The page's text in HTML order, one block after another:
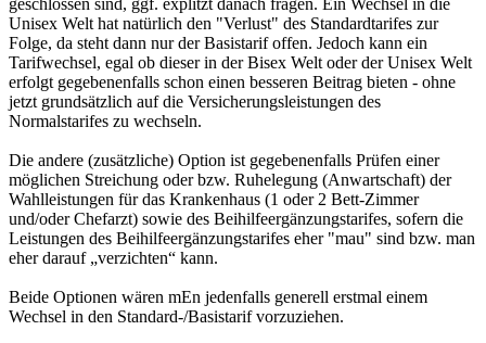
Unisex Welt hat natürlich den "Verlust" des Standardtarifes zur
Folge, da steht dann nur der Basistarif offen. Jedoch kann ein
Tarifwechsel, egal ob dieser in der Bisex Welt oder der Unisex Welt
erfolgt gegebenenfalls schon einen besseren Beitrag bieten - ohne
jetzt grundsätzlich auf die Versicherungsleistungen des
Normalstarifes zu wechseln.
Die andere (zusätzliche) Option ist gegebenenfalls Prüfen einer
möglichen Streichung oder bzw. Ruhelegung (Anwartschaft) der
Wahlleistungen für das Krankenhaus (1 oder 2 Bett-Zimmer
und/oder Chefarzt) sowie des Beihilfeergänzungstarifes, sofern die
Leistungen des Beihilfeergänzungstarifes eher "mau" sind bzw. man
eher darauf „verzichten“ kann.
Beide Optionen wären mEn jedenfalls generell erstmal einem
Wechsel in den Standard-/Basistarif vorzuziehen.